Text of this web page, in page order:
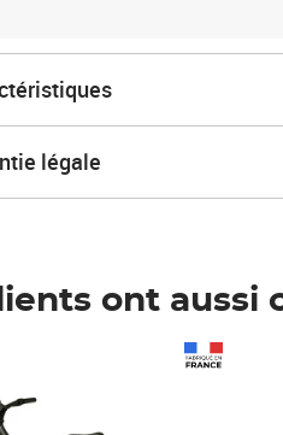
légale
ont aussi